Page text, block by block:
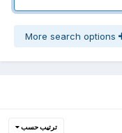
ترتيب حسب